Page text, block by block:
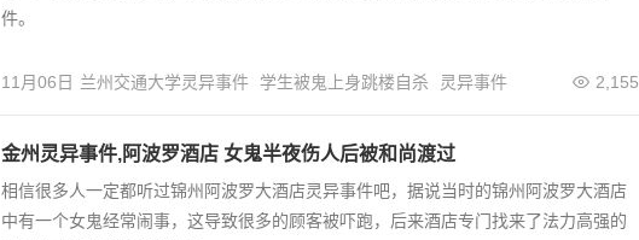
件。
11月06日 2,155
兰州交通大学灵异事件 学生被鬼上身跳楼自杀 灵异事件
金州灵异事件,阿波罗酒店 女鬼半夜伤人后被和尚渡过
相信很多人一定都听过锦州阿波罗大酒店灵异事件吧，据说当时的锦州阿波罗大酒店
中有一个女鬼经常闹事，这导致很多的顾客被吓跑，后来酒店专门找来了法力高强的